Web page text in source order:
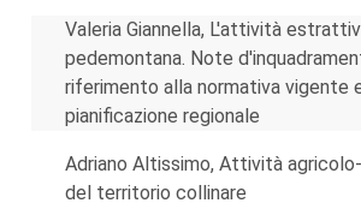
Valeria Giannella, L'attività
pedemontana. Note
riferimento alla normativa vigente
pianificazione regionale
Adriano Altissimo, Attività
del territorio collinare